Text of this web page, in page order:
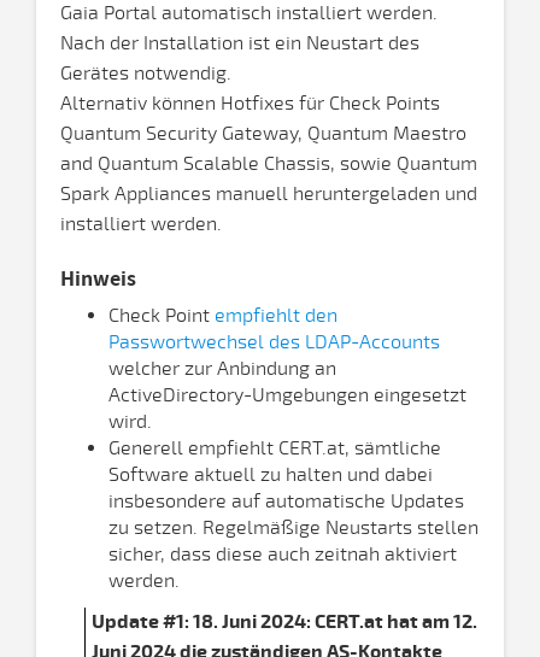
Gaia Portal automatisch installiert werden.
Nach der Installation ist ein Neustart des
Gerätes notwendig.
Alternativ können Hotfixes für Check Points
Quantum Security Gateway, Quantum Maestro
and Quantum Scalable Chassis, sowie Quantum
Spark Appliances manuell heruntergeladen und
installiert werden.
Hinweis
Check Point empfiehlt den
Passwortwechsel des LDAP-Accounts
welcher zur Anbindung an
ActiveDirectory-Umgebungen eingesetzt
wird.
Generell empfiehlt CERT.at, sämtliche
Software aktuell zu halten und dabei
insbesondere auf automatische Updates
zu setzen. Regelmäßige Neustarts stellen
sicher, dass diese auch zeitnah aktiviert
werden.
Update #1: 18. Juni 2024: CERT.at hat am 12.
Juni 2024 die zuständigen AS-Kontakte